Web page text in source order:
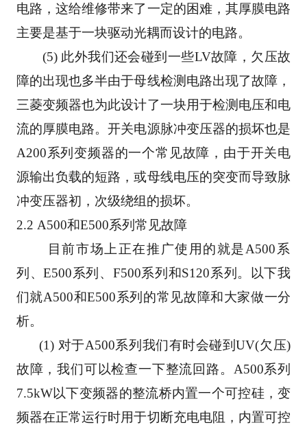
电路，这给维修带来了一定的困难，其厚膜电路
主要是基于一块驱动光耦而设计的电路。
障的出现也多半由于母线检测电路出现了故障，
三菱变频器也为此设计了一块用于检测电压和电
流的厚膜电路。开关电源脉冲变压器的损坏也是
A200系列变频器的一个常见故障，由于开关电
源输出负载的短路，或母线电压的突变而导致脉
冲变压器初，次级绕组的损坏。
2.2 A500和E500系列常见故障
列、E500系列、F500系列和S120系列。以下我
们就A500和E500系列的常见故障和大家做一分
析。
      (1) 对于A500系列我们有时会碰到UV(欠压)
故障，我们可以检查一下整流回路。A500系列
7.5kW以下变频器的整流桥内置一个可控硅，变
频器在正常运行时用于切断充电电阻，内置可控